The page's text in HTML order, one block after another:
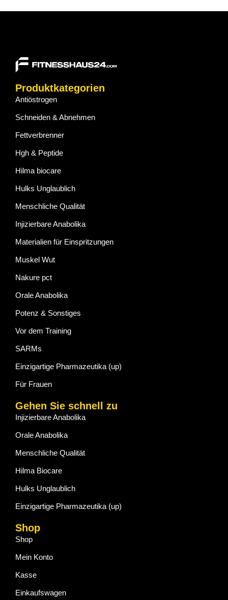
Produktkategorien
Antiöstrogen
Schneiden & Abnehmen
Fettverbrenner
Hgh & Peptide
Hilma biocare
Hulks Unglaublich
Menschliche Qualität
Injizierbare Anabolika
Materialien für Einspritzungen
Muskel Wut
Nakure pct
Orale Anabolika
Potenz & Sonstiges
Vor dem Training
SARMs
Einzigartige Pharmazeutika (up)
Für Frauen
Gehen Sie schnell zu
Injizierbare Anabolika
Orale Anabolika
Menschliche Qualität
Hilma Biocare
Hulks Unglaublich
Einzigartige Pharmazeutika (up)
Shop
Shop
Mein Konto
Kasse
Einkaufswagen